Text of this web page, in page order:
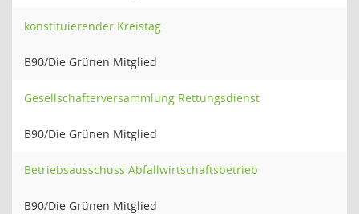
konstituierender Kreistag
B90/Die Grünen Mitglied
Gesellschafterversammlung Rettungsdienst
B90/Die Grünen Mitglied
Betriebsausschuss Abfallwirtschaftsbetrieb
B90/Die Grünen Mitglied